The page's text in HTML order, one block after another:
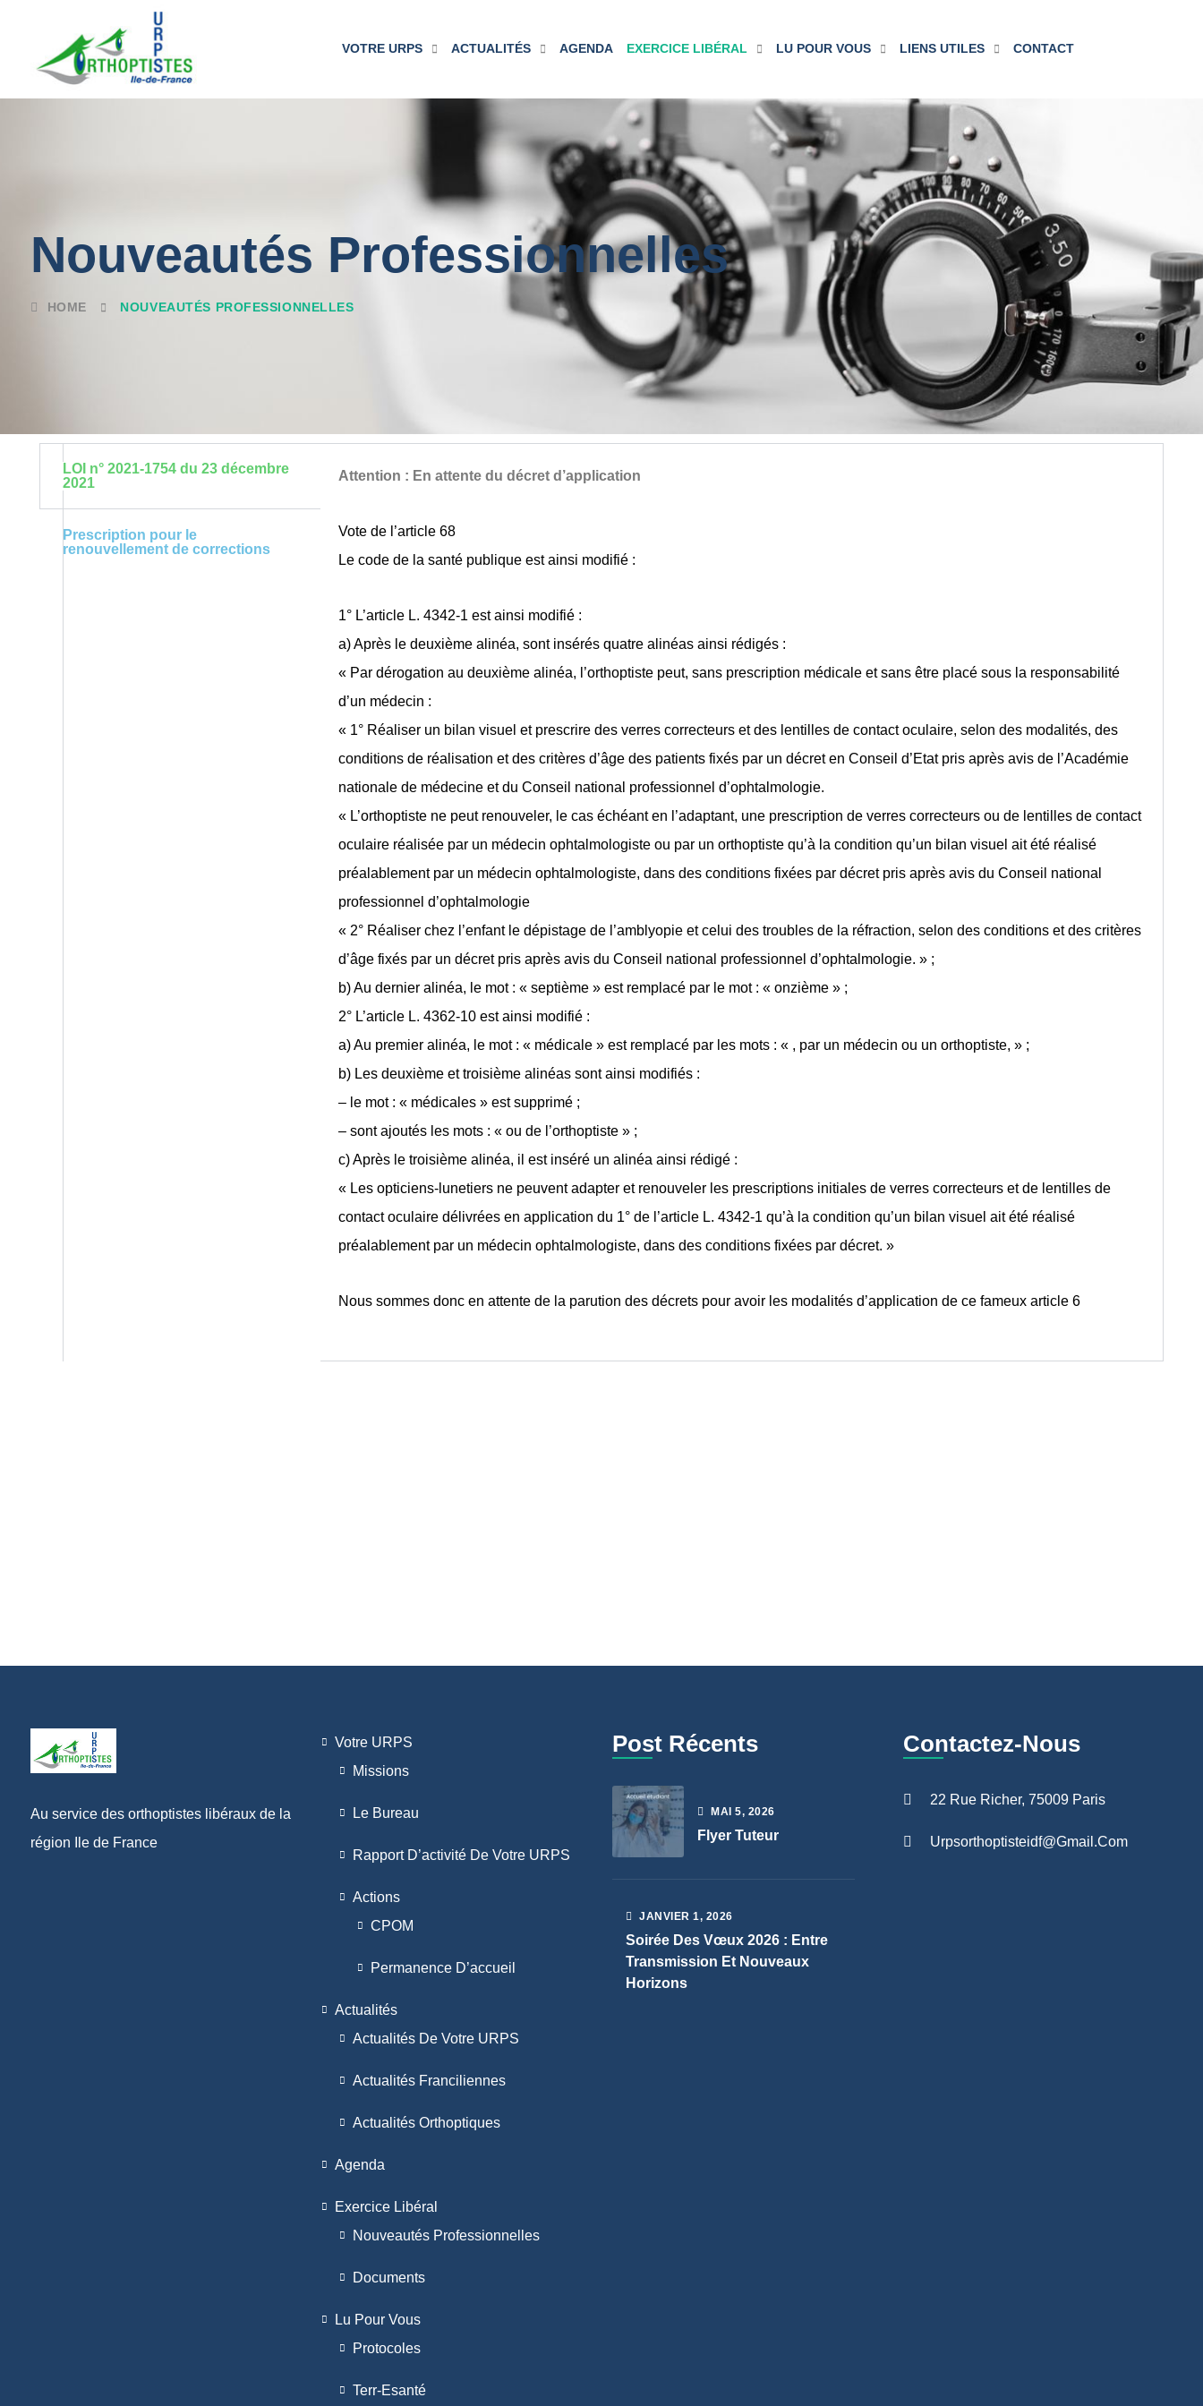
VOTRE URPS ACTUALITÉS AGENDA EXERCICE LIBÉRAL LU POUR VOUS LIENS UTILES CONTACT
Nouveautés Professionnelles
HOME NOUVEAUTÉS PROFESSIONNELLES
LOI n° 2021-1754 du 23 décembre
2021
Prescription pour le
renouvellement de corrections
Attention : En attente du décret d’application
Vote de l’article 68
Le code de la santé publique est ainsi modifié :
1° L’article L. 4342-1 est ainsi modifié :
a) Après le deuxième alinéa, sont insérés quatre alinéas ainsi rédigés :
« Par dérogation au deuxième alinéa, l’orthoptiste peut, sans prescription médicale et sans être placé sous la responsabilité
d’un médecin :
« 1° Réaliser un bilan visuel et prescrire des verres correcteurs et des lentilles de contact oculaire, selon des modalités, des
conditions de réalisation et des critères d’âge des patients fixés par un décret en Conseil d’Etat pris après avis de l’Académie
nationale de médecine et du Conseil national professionnel d’ophtalmologie.
« L’orthoptiste ne peut renouveler, le cas échéant en l’adaptant, une prescription de verres correcteurs ou de lentilles de contact
oculaire réalisée par un médecin ophtalmologiste ou par un orthoptiste qu’à la condition qu’un bilan visuel ait été réalisé
préalablement par un médecin ophtalmologiste, dans des conditions fixées par décret pris après avis du Conseil national
professionnel d’ophtalmologie
« 2° Réaliser chez l’enfant le dépistage de l’amblyopie et celui des troubles de la réfraction, selon des conditions et des critères
d’âge fixés par un décret pris après avis du Conseil national professionnel d’ophtalmologie. » ;
b) Au dernier alinéa, le mot : « septième » est remplacé par le mot : « onzième » ;
2° L’article L. 4362-10 est ainsi modifié :
a) Au premier alinéa, le mot : « médicale » est remplacé par les mots : « , par un médecin ou un orthoptiste, » ;
b) Les deuxième et troisième alinéas sont ainsi modifiés :
– le mot : « médicales » est supprimé ;
– sont ajoutés les mots : « ou de l’orthoptiste » ;
c) Après le troisième alinéa, il est inséré un alinéa ainsi rédigé :
« Les opticiens-lunetiers ne peuvent adapter et renouveler les prescriptions initiales de verres correcteurs et de lentilles de
contact oculaire délivrées en application du 1° de l’article L. 4342-1 qu’à la condition qu’un bilan visuel ait été réalisé
préalablement par un médecin ophtalmologiste, dans des conditions fixées par décret. »
Nous sommes donc en attente de la parution des décrets pour avoir les modalités d’application de ce fameux article 6
Au service des orthoptistes libéraux de la
région Ile de France
Votre URPS
Missions
Le Bureau
Rapport D’activité De Votre URPS
Actions
CPOM
Permanence D’accueil
Actualités
Actualités De Votre URPS
Actualités Franciliennes
Actualités Orthoptiques
Agenda
Exercice Libéral
Nouveautés Professionnelles
Documents
Lu Pour Vous
Protocoles
Terr-Esanté
Post Récents
MAI5, 2026
Flyer Tuteur
JANVIER1, 2026
Soirée Des Vœux 2026 : Entre
Transmission Et Nouveaux
Horizons
Contactez-Nous
22 Rue Richer, 75009 Paris
Urpsorthoptisteidf@gmail.com